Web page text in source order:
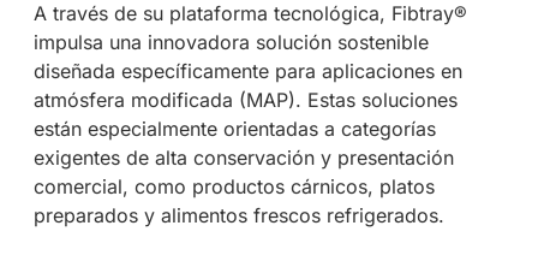
A través de su plataforma tecnológica, Fibtray®
impulsa una innovadora solución sostenible
diseñada específicamente para aplicaciones en
atmósfera modificada (MAP). Estas soluciones
están especialmente orientadas a categorías
exigentes de alta conservación y presentación
comercial, como productos cárnicos, platos
preparados y alimentos frescos refrigerados.